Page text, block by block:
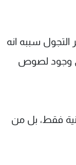
سببه انه
وجود لصوص
فقط، بل من